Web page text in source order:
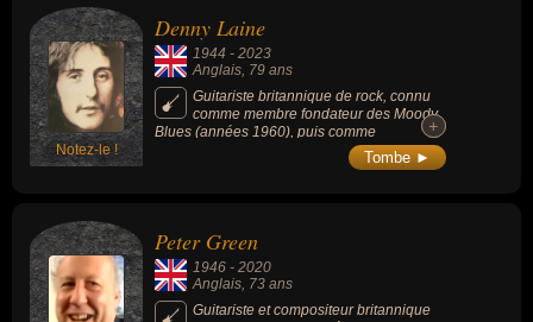
Notez-le !
Denny Laine
1944 - 2023
Anglais, 79 ans
Guitariste britannique de rock, connu
comme membre fondateur des Moody
Blues (années 1960), puis comme
guitariste/bassiste/chanteur des Wings avec
Paul McCartney et son épouse Linda durant
+
+
Tombe ►
Peter Green
1946 - 2020
Anglais, 73 ans
Guitariste et compositeur britannique